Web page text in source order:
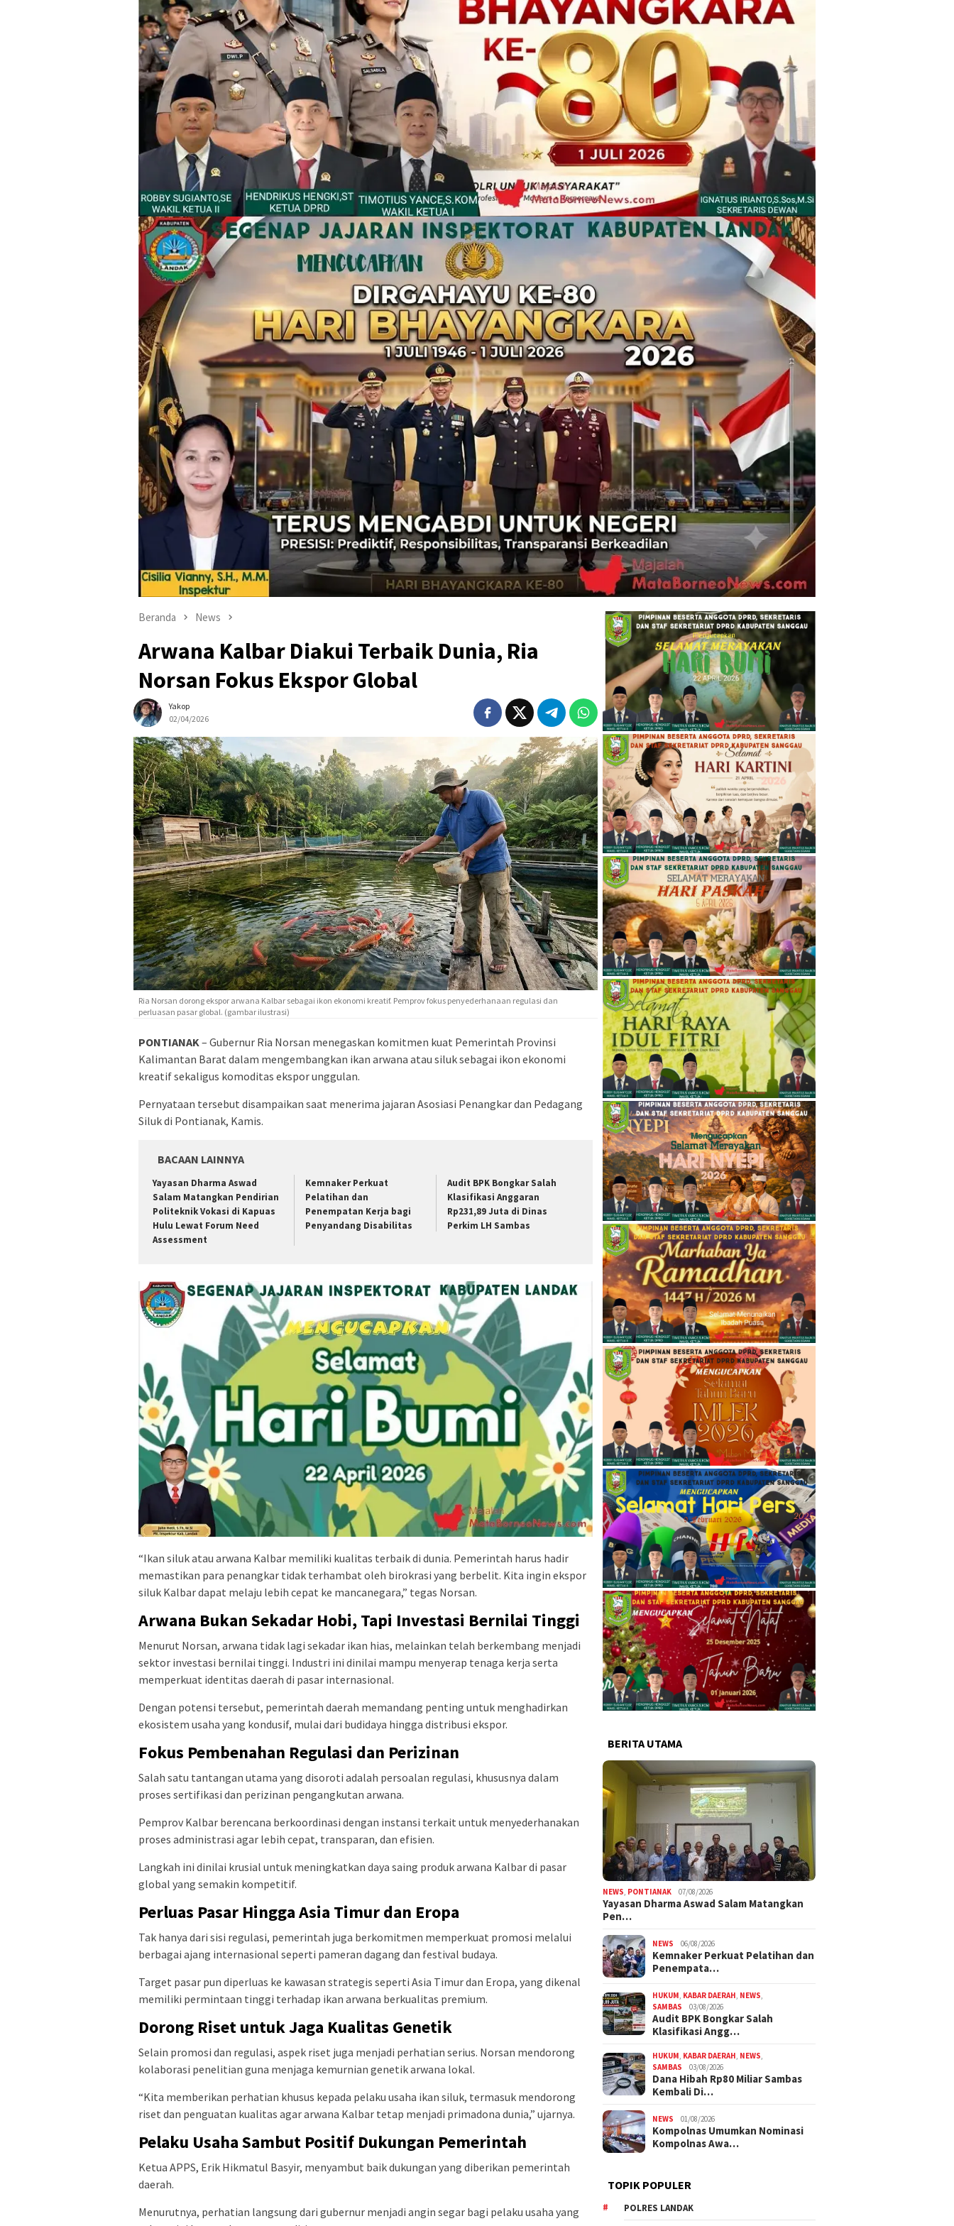
Beranda News
Arwana Kalbar Diakui Terbaik Dunia, Ria
Norsan Fokus Ekspor Global
Yakop
02/04/2026
Ria Norsan dorong ekspor arwana Kalbar sebagai ikon ekonomi kreatif. Pemprov fokus penyederhanaan regulasi dan
perluasan pasar global. (gambar ilustrasi)
PONTIANAK – Gubernur Ria Norsan menegaskan komitmen kuat Pemerintah Provinsi
Kalimantan Barat dalam mengembangkan ikan arwana atau siluk sebagai ikon ekonomi
kreatif sekaligus komoditas ekspor unggulan.
Pernyataan tersebut disampaikan saat menerima jajaran Asosiasi Penangkar dan Pedagang
Siluk di Pontianak, Kamis.
BACAAN LAINNYA
Yayasan Dharma Aswad
Salam Matangkan Pendirian
Politeknik Vokasi di Kapuas
Hulu Lewat Forum Need
Assessment
Kemnaker Perkuat
Pelatihan dan
Penempatan Kerja bagi
Penyandang Disabilitas
Audit BPK Bongkar Salah
Klasifikasi Anggaran
Rp231,89 Juta di Dinas
Perkim LH Sambas
“Ikan siluk atau arwana Kalbar memiliki kualitas terbaik di dunia. Pemerintah harus hadir
memastikan para penangkar tidak terhambat oleh birokrasi yang berbelit. Kita ingin ekspor
siluk Kalbar dapat melaju lebih cepat ke mancanegara,” tegas Norsan.
Arwana Bukan Sekadar Hobi, Tapi Investasi Bernilai Tinggi
Menurut Norsan, arwana tidak lagi sekadar ikan hias, melainkan telah berkembang menjadi
sektor investasi bernilai tinggi. Industri ini dinilai mampu menyerap tenaga kerja serta
memperkuat identitas daerah di pasar internasional.
Dengan potensi tersebut, pemerintah daerah memandang penting untuk menghadirkan
ekosistem usaha yang kondusif, mulai dari budidaya hingga distribusi ekspor.
Fokus Pembenahan Regulasi dan Perizinan
Salah satu tantangan utama yang disoroti adalah persoalan regulasi, khususnya dalam
proses sertifikasi dan perizinan pengangkutan arwana.
Pemprov Kalbar berencana berkoordinasi dengan instansi terkait untuk menyederhanakan
proses administrasi agar lebih cepat, transparan, dan efisien.
Langkah ini dinilai krusial untuk meningkatkan daya saing produk arwana Kalbar di pasar
global yang semakin kompetitif.
Perluas Pasar Hingga Asia Timur dan Eropa
Tak hanya dari sisi regulasi, pemerintah juga berkomitmen memperkuat promosi melalui
berbagai ajang internasional seperti pameran dagang dan festival budaya.
Target pasar pun diperluas ke kawasan strategis seperti Asia Timur dan Eropa, yang dikenal
memiliki permintaan tinggi terhadap ikan arwana berkualitas premium.
Dorong Riset untuk Jaga Kualitas Genetik
Selain promosi dan regulasi, aspek riset juga menjadi perhatian serius. Norsan mendorong
kolaborasi penelitian guna menjaga kemurnian genetik arwana lokal.
“Kita memberikan perhatian khusus kepada pelaku usaha ikan siluk, termasuk mendorong
riset dan penguatan kualitas agar arwana Kalbar tetap menjadi primadona dunia,” ujarnya.
Pelaku Usaha Sambut Positif Dukungan Pemerintah
Ketua APPS, Erik Hikmatul Basyir, menyambut baik dukungan yang diberikan pemerintah
daerah.
Menurutnya, perhatian langsung dari gubernur menjadi angin segar bagi pelaku usaha yang
BERITA UTAMA
NEWS PONTIANAK 07/08/2026
Yayasan Dharma Aswad Salam Matangkan
Pen…
NEWS 06/08/2026
Kemnaker Perkuat Pelatihan dan
Penempata…
HUKUM KABAR DAERAH NEWS
SAMBAS
03/08/2026
Audit BPK Bongkar Salah
Klasifikasi Angg…
HUKUM KABAR DAERAH NEWS
SAMBAS
03/08/2026
Dana Hibah Rp80 Miliar Sambas
Kembali Di…
NEWS 01/08/2026
Kompolnas Umumkan Nominasi
Kompolnas Awa…
TOPIK POPULER
POLRES LANDAK